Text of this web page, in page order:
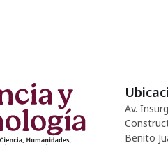
Av.
Benito